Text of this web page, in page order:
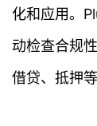
化和应用。
动检查合规
借贷、抵押